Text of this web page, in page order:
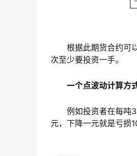
根据此期货合约可
次至少要投资一手。
一个点波动计算方
例如投资者在每吨
元，下降一元就是亏损